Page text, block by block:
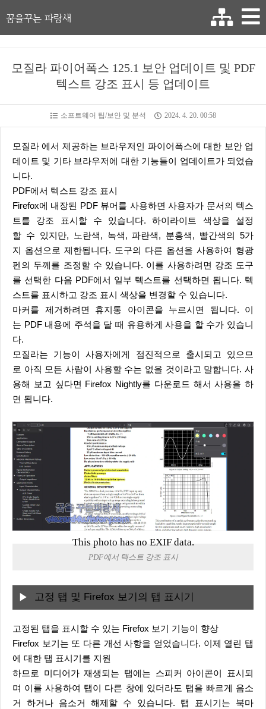
꿈을꾸는 파랑새
모질라 파이어폭스 125.1 보안 업데이트 및 PDF
텍스트 강조 표시 등 업데이트
소프트웨어 팁/보안 및 분석 2024. 4. 20. 00:58
모질라 에서 제공하는 브라우저인 파이어폭스에 대한 보안 업
데이트 및 기타 브라우저에 대한 기능들이 업데이트가 되었습
니다.
PDF에서 텍스트 강조 표시
Firefox에 내장된 PDF 뷰어를 사용하면 사용자가 문서의 텍스
트를 강조 표시할 수 있습니다. 하이라이트 색상을 설정
할 수 있지만, 노란색, 녹색, 파란색, 분홍색, 빨간색의 5가
지 옵션으로 제한됩니다. 도구의 다른 옵션을 사용하여 형광
펜의 두께를 조정할 수 있습니다. 이를 사용하려면 강조 도구
를 선택한 다음 PDF에서 일부 텍스트를 선택하면 됩니다. 텍
스트를 표시하고 강조 표시 색상을 변경할 수 있습니다.
마커를 제거하려면 휴지통 아이콘을 누르시면 됩니다. 이
는 PDF 내용에 주석을 달 때 유용하게 사용을 할 수가 있습니
다.
모질라는 기능이 사용자에게 점진적으로 출시되고 있으므
로 아직 모든 사람이 사용할 수는 없을 것이라고 말합니다. 사
용해 보고 싶다면 Firefox Nightly를 다운로드 해서 사용을 하
면 됩니다.
This photo has no EXIF data.
PDF에서 텍스트 강조 표시
고정 탭 및 Firefox 보기의 탭 표시기
고정된 탭을 표시할 수 있는 Firefox 보기 기능이 향상
Firefox 보기는 또 다른 개선 사항을 얻었습니다. 이제 열린 탭
에 대한 탭 표시기를 지원
하므로 미디어가 재생되는 탭에는 스피커 아이콘이 표시되
며 이를 사용하여 탭이 다른 창에 있더라도 탭을 빠르게 음소
거 하거나 음소거 해제할 수 있습니다. 탭 표시기는 북마